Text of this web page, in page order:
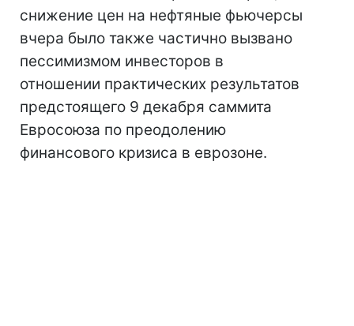
снижение цен на нефтяные фьючерсы
вчера было также частично вызвано
пессимизмом инвесторов в
отношении практических результатов
предстоящего 9 декабря саммита
Евросоюза по преодолению
финансового кризиса в еврозоне.